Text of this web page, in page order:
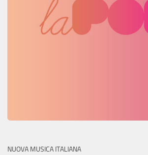
NUOVA MUSICA ITALIANA